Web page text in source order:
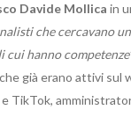
Davide Mollica in
che cercavano
cui hanno
già erano attivi sul
TikTok,